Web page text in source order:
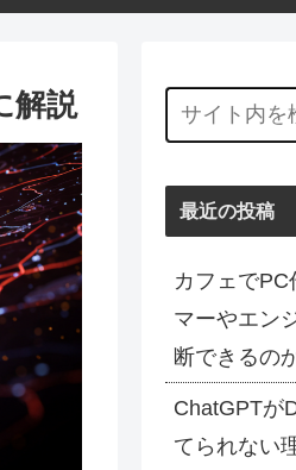
解説
最近の投稿
カフェでPC
マーやエン
断できるの
ChatGPTが
てられない